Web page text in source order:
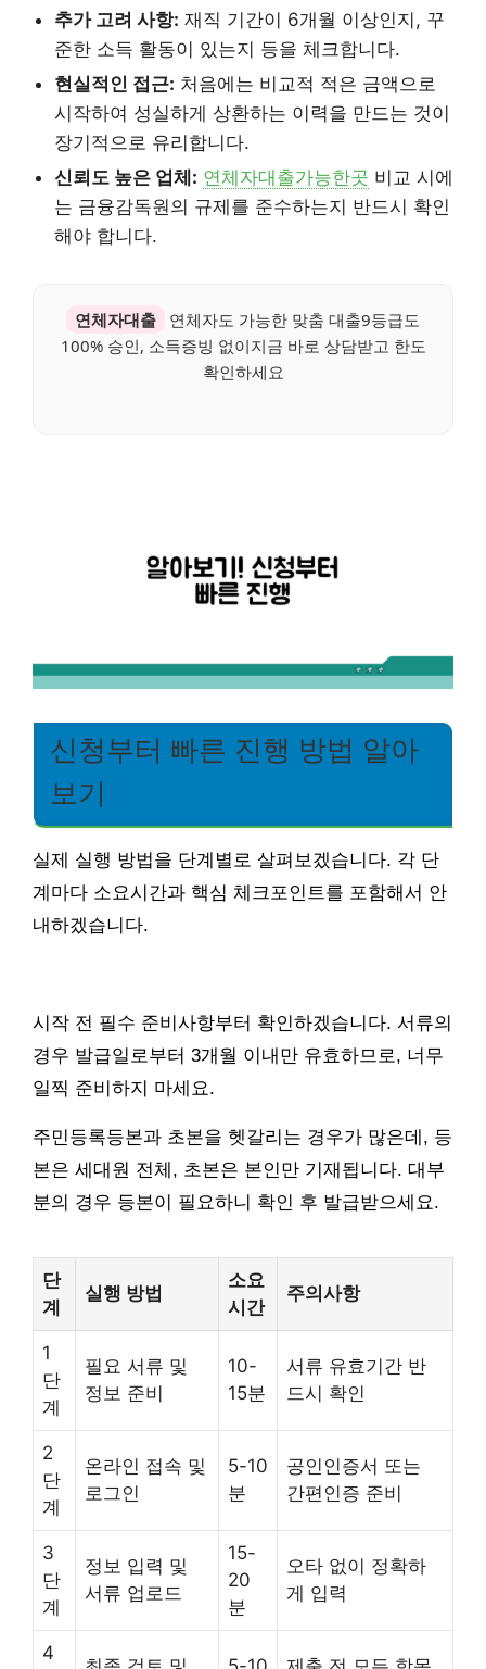
추가 고려 사항: 재직 기간이 6개월 이상인지, 꾸
준한 소득 활동이 있는지 등을 체크합니다.
현실적인 접근: 처음에는 비교적 적은 금액으로
시작하여 성실하게 상환하는 이력을 만드는 것이
장기적으로 유리합니다.
신뢰도 높은 업체: 연체자대출가능한곳 비교 시에
는 금융감독원의 규제를 준수하는지 반드시 확인
해야 합니다.
연체자대출
연체자도 가능한 맞춤 대출9등급도
100% 승인, 소득증빙 없이지금 바로 상담받고 한도
확인하세요
신청부터 빠른 진행 방법 알아
보기
실제 실행 방법을 단계별로 살펴보겠습니다. 각 단
계마다 소요시간과 핵심 체크포인트를 포함해서 안
내하겠습니다.
시작 전 필수 준비사항부터 확인하겠습니다. 서류의
경우 발급일로부터 3개월 이내만 유효하므로, 너무
일찍 준비하지 마세요.
주민등록등본과 초본을 헷갈리는 경우가 많은데, 등
본은 세대원 전체, 초본은 본인만 기재됩니다. 대부
분의 경우 등본이 필요하니 확인 후 발급받으세요.
단
계
실행 방법
소요
시간
주의사항
1
단
계
필요 서류 및
정보 준비
10-
15분
서류 유효기간 반
드시 확인
2
단
계
온라인 접속 및
로그인
5-10
분
공인인증서 또는
간편인증 준비
3
단
계
정보 입력 및
서류 업로드
15-
20
분
오타 없이 정확하
게 입력
4